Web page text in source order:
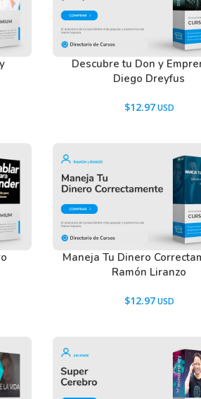
Descubre tu Don y
Diego Dreyfus
$12.97
Maneja Tu Dinero
Ramón Liranzo
$12.97